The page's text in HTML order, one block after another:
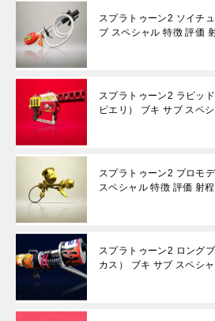
スプラトゥーン2 ソイチ
ブ スペシャル 特徴 評価
スプラトゥーン2 ラピッ
ピエリ） ブキ サブ スペ
スプラトゥーン2 プロモ
スペシャル 特徴 評価 射程
スプラトゥーン2 ロング
カス） ブキ サブ スペシ